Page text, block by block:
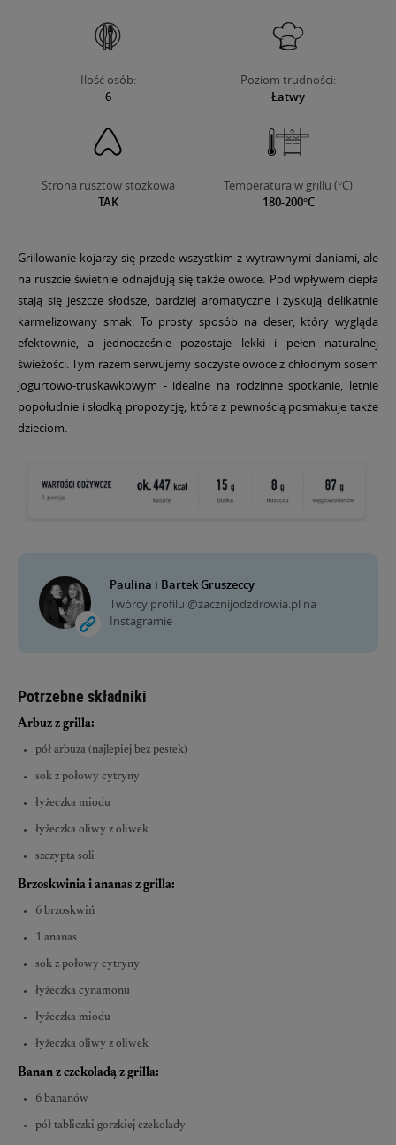
Ilość osób:
6
Poziom trudności:
Łatwy
Strona rusztów stożkowa
TAK
Temperatura w grillu (°C)
180-200°C
Grillowanie kojarzy się przede wszystkim z wytrawnymi daniami, ale
na ruszcie świetnie odnajdują się także owoce. Pod wpływem ciepła
stają się jeszcze słodsze, bardziej aromatyczne i zyskują delikatnie
karmelizowany smak. To prosty sposób na deser, który wygląda
efektownie, a jednocześnie pozostaje lekki i pełen naturalnej
świeżości. Tym razem serwujemy soczyste owoce z chłodnym sosem
jogurtowo-truskawkowym - idealne na rodzinne spotkanie, letnie
popołudnie i słodką propozycję, która z pewnością posmakuje także
dzieciom.
Paulina i Bartek Gruszeccy
Twórcy profilu @zacznijodzdrowia.pl na
Instagramie
Potrzebne składniki
Arbuz z grilla:
pół arbuza (najlepiej bez pestek)
sok z połowy cytryny
łyżeczka miodu
łyżeczka oliwy z oliwek
szczypta soli
Brzoskwinia i ananas z grilla:
6 brzoskwiń
1 ananas
sok z połowy cytryny
łyżeczka cynamonu
łyżeczka miodu
łyżeczka oliwy z oliwek
Banan z czekoladą z grilla:
6 bananów
pół tabliczki gorzkiej czekolady